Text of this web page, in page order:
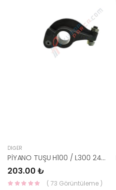
DIĞER
PİYANO TUŞU H100 / L300 24531-42880-YS
203.00 ₺
( 73 Görüntüleme )